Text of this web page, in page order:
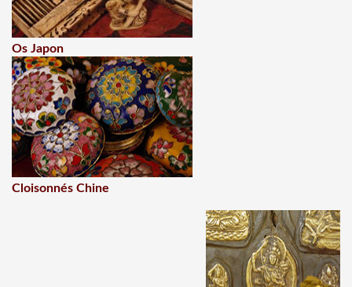
Os Japon
Cloisonnés Chine